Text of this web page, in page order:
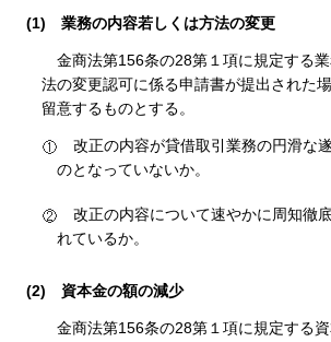
(1) 業務の内容若しくは方法の変更
金商法第156条の28第１項に規定する
法の変更認可に係る申請書が提出された
留意するものとする。
改正の内容が貸借取引業務の円滑な
のとなっていないか。
改正の内容について速やかに周知徹
れているか。
(2) 資本金の額の減少
金商法第156条の28第１項に規定する